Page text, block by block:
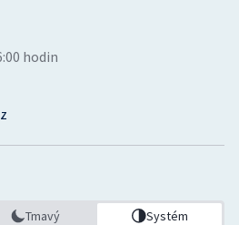
hodin
Tmavý Systém